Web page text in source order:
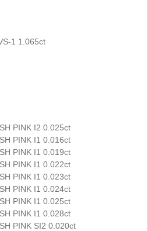
1 1.065ct
PINK I2 0.025ct
PINK I1 0.016ct
PINK I1 0.019ct
PINK I1 0.022ct
PINK I1 0.023ct
PINK I1 0.024ct
PINK I1 0.025ct
PINK I1 0.028ct
PINK SI2 0.020ct